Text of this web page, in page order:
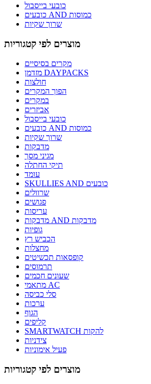
כובעי בייסבול
כובעים AND כמוסות
שרוך שקיות
מוצרים לפי קטגוריות
מקרים בסיסיים
מזדמן DAYPACKS
חולצות
הפוך המקרים
במקרים
אביזרים
כובעי בייסבול
כובעים AND כמוסות
שרוך שקיות
מדבקות
מגיני מסך
תיקי החתלה
עומד
SKULLIES AND כובעים
שרוולים
פגושים
עריסות
מדבקות AND מדבקות
גופיות
הכביש רץ
מחצלות
קופסאות תכשיטים
תרמוסים
שעונים חכמים
מתאמי AC
סלי כביסה
ערכות
הגוף
קליפים
SMARTWATCH להקות
צידניות
פעיל אימוניות
מוצרים לפי קטגוריות